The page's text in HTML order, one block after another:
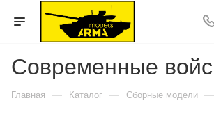
Современные
Главная — Каталог — Сборные модели —